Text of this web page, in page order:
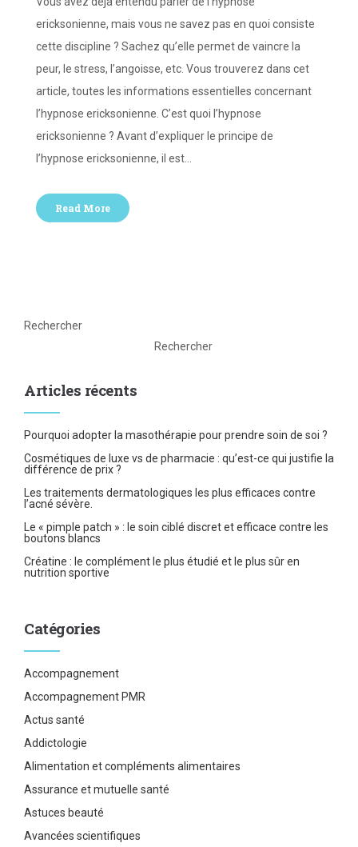
ericksonienne, mais vous ne savez pas en quoi consiste
cette discipline ? Sachez qu’elle permet de vaincre la
peur, le stress, l’angoisse, etc. Vous trouverez dans cet
article, toutes les informations essentielles concernant
l’hypnose ericksonienne. C’est quoi l’hypnose
ericksonienne ? Avant d’expliquer le principe de
l’hypnose ericksonienne, il est…
Read More
Rechercher
Rechercher
Articles récents
Pourquoi adopter la masothérapie pour prendre soin de soi ?
Cosmétiques de luxe vs de pharmacie : qu’est-ce qui justifie la
différence de prix ?
Les traitements dermatologiques les plus efficaces contre
l’acné sévère.
Le « pimple patch » : le soin ciblé discret et efficace contre les
boutons blancs
Créatine : le complément le plus étudié et le plus sûr en
nutrition sportive
Catégories
Accompagnement
Accompagnement PMR
Actus santé
Addictologie
Alimentation et compléments alimentaires
Assurance et mutuelle santé
Astuces beauté
Avancées scientifiques